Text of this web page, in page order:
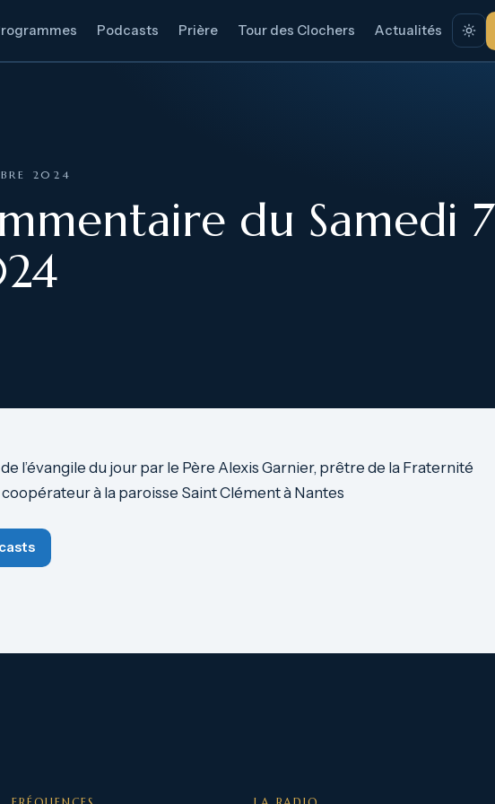
Podcasts Prière Tour des Clochers Actualités
2024
du Samedi 7
l’évangile du jour par le Père Alexis Garnier, prêtre de la Fraternité
à la paroisse Saint Clément à Nantes